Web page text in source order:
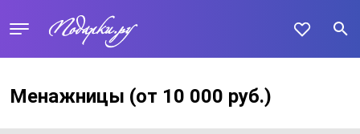
Менажницы (от 10 000 руб.)